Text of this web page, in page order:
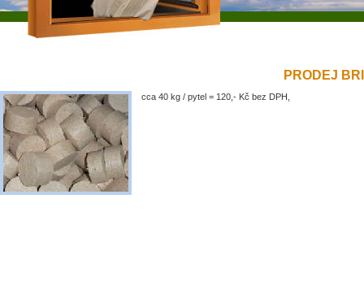
PRODEJ
cca 40 kg / pytel = 120,- Kč bez DPH,